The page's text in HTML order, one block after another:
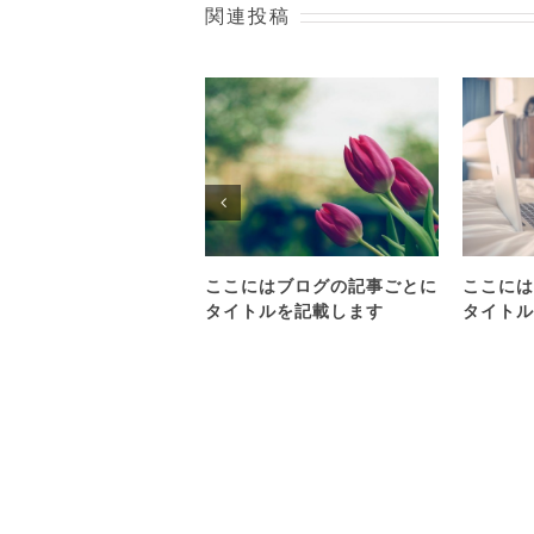
関連投稿
ここにはブログの記事ごとに
タイトルを記載します
ここに
タイト